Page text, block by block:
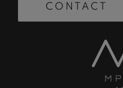
CONTACT